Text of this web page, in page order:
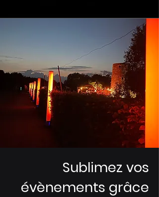
Sublimez vos
évènements grâce